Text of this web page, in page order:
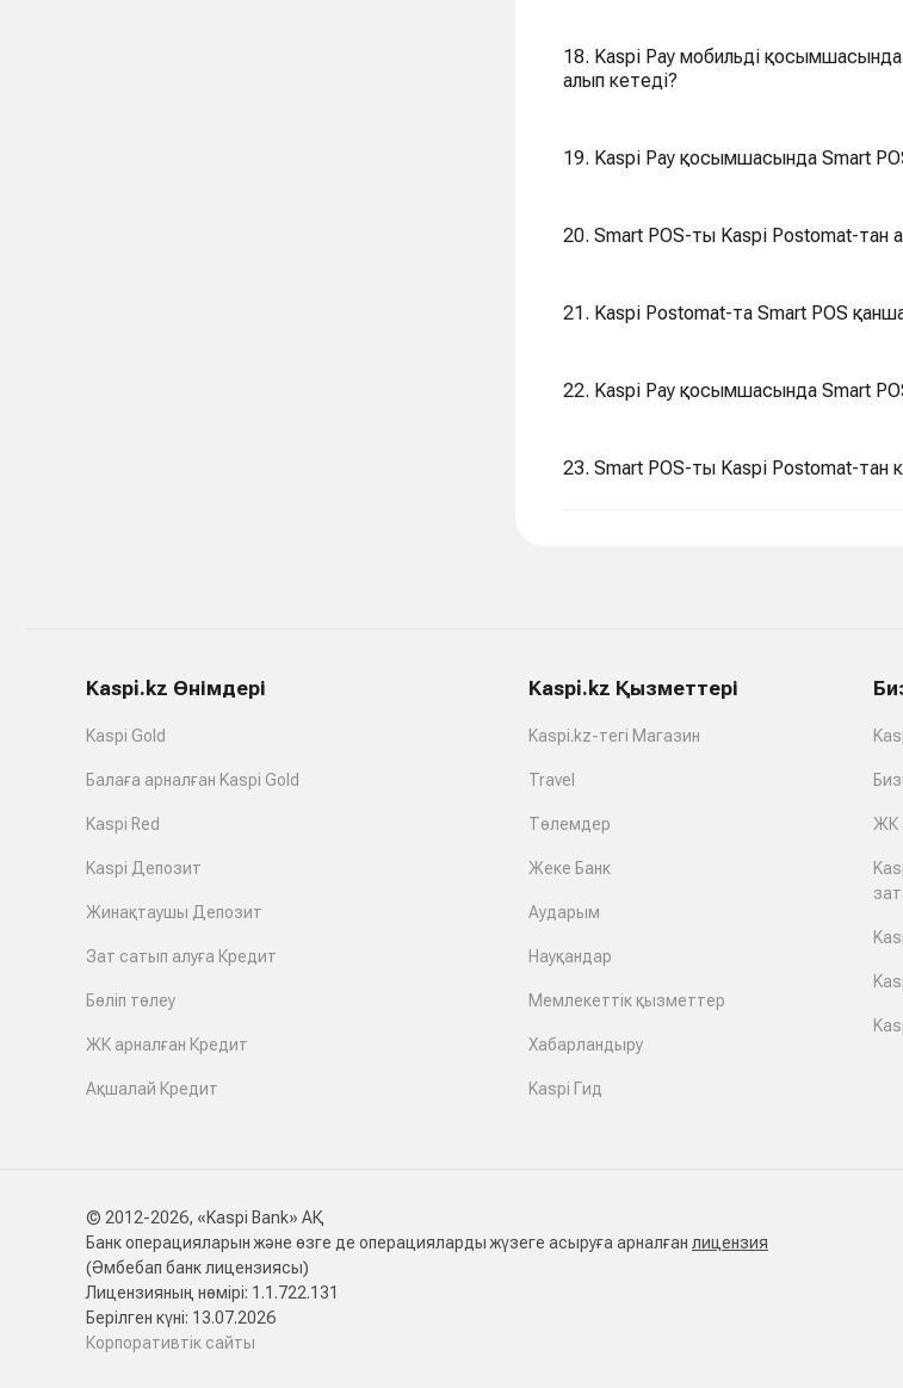
18. Kaspi Pay мобильді
алып кетеді?
19. Kaspi Pay қосымшасында Smart
20. Smart POS-ты Kaspi Postomat-тан
21. Kaspi Postomat-та Smart POS
22. Kaspi Pay қосымшасында Smart
23. Smart POS-ты Kaspi Postomat-тан
Kaspi.kz Өнімдері
Kaspi Gold
Балаға арналған Kaspi Gold
Kaspi Red
Kaspi Депозит
Жинақтаушы Депозит
Зат сатып алуға Кредит
Бөліп төлеу
ЖК арналған Кредит
Ақшалай Кредит
Kaspi.kz Қызметтері
Kaspi.kz-тегі Магазин
Travel
Төлемдер
Жеке Банк
Аударым
Науқандар
Мемлекеттік қызметтер
Хабарландыру
Kaspi Гид
ЖК
© 2012-2026, «Kaspi Bank» АҚ
Банк операцияларын және өзге де операцияларды жүзеге асыруға арналған лицензия
(Әмбебап банк лицензиясы)
Лицензияның нөмірі: 1.1.722.131
Берілген күні: 13.07.2026
Корпоративтік сайты